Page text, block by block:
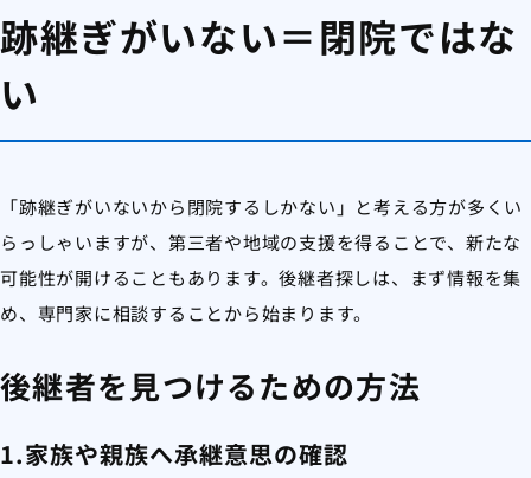
跡継ぎがいない＝閉院ではな
い
「跡継ぎがいないから閉院するしかない」と考える方が多くい
らっしゃいますが、第三者や地域の支援を得ることで、新たな
可能性が開けることもあります。後継者探しは、まず情報を集
め、専門家に相談することから始まります。
後継者を見つけるための方法
1.家族や親族へ承継意思の確認